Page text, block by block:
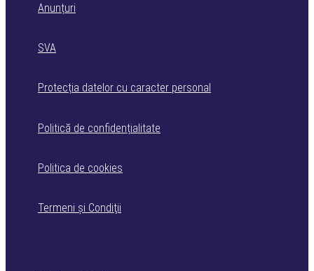
Anunțuri
SVA
Protecția datelor cu caracter personal
Politică de confidențialitate
Politica de cookies
Termeni şi Condiţii